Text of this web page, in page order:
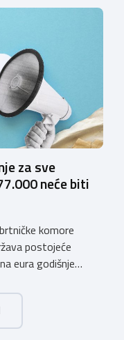
dužni su uskladiti
rješenje za
putem
[…]
za sve
neće biti
komore
postojeće
eura godišnje
Hrvatske da u
prihvati ključne
dijaloga s